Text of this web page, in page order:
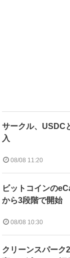
サークル、USDC
入
08/08 11:20
ビットコインの
から3段階で開始
08/08 10:30
クリーンスパーク